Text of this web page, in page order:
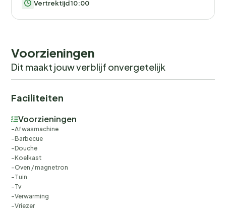
Vertrektijd 10:00
Voorzieningen
Dit maakt jouw verblijf onvergetelijk
Faciliteiten
Voorzieningen
Afwasmachine
Barbecue
Douche
Koelkast
Oven / magnetron
Tuin
Tv
Verwarming
Vriezer